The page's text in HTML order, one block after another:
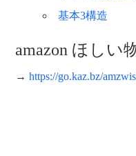
基本3構造
amazon ほしい
→ https://go.kaz.bz/